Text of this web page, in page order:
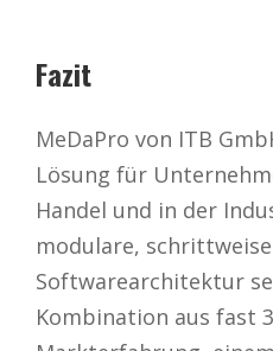
Fazit
MeDaPro von ITB
Lösung für
Handel und in der
modulare,
Softwarearchitektur
Kombination aus fast